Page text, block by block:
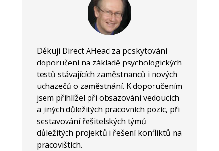
Děkuji Direct AHead za poskytování
doporučení na základě psychologických
testů stávajících zaměstnanců i nových
uchazečů o zaměstnání. K doporučením
jsem přihlížel při obsazování vedoucích
a jiných důležitých pracovních pozic, při
sestavování řešitelských týmů
důležitých projektů i řešení konfliktů na
pracovištích.